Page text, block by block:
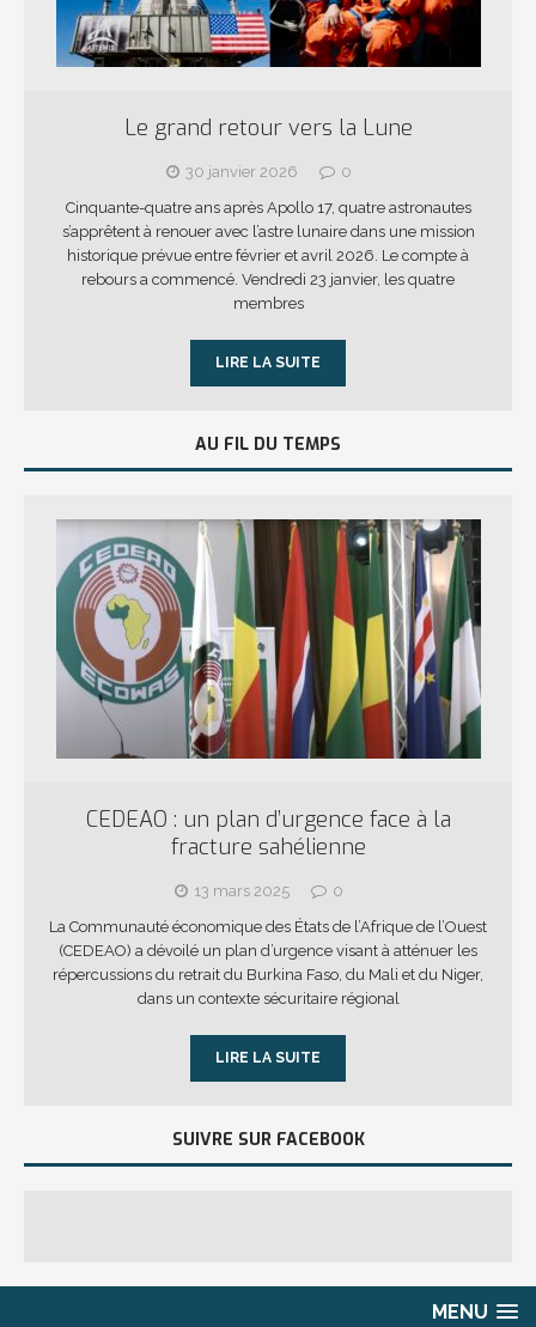
Le grand retour vers la Lune
30 janvier 2026
0
Cinquante-quatre ans après Apollo 17, quatre astronautes
s’apprêtent à renouer avec l’astre lunaire dans une mission
historique prévue entre février et avril 2026. Le compte à
rebours a commencé. Vendredi 23 janvier, les quatre
membres
LIRE LA SUITE
AU FIL DU TEMPS
CEDEAO : un plan d’urgence face à la
fracture sahélienne
13 mars 2025
0
La Communauté économique des États de l’Afrique de l’Ouest
(CEDEAO) a dévoilé un plan d’urgence visant à atténuer les
répercussions du retrait du Burkina Faso, du Mali et du Niger,
dans un contexte sécuritaire régional
LIRE LA SUITE
SUIVRE SUR FACEBOOK
MENU